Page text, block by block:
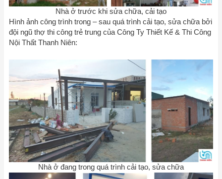
Nhà ở trước khi sửa chữa, cải tạo
Hình ảnh công trình trong – sau quá trình cải tạo, sửa chữa bởi
đội ngũ thợ thi công trẻ trung của Công Ty Thiết Kế & Thi Công
Nội Thất Thanh Niên:
Nhà ở đang trong quá trình cải tạo, sửa chữa